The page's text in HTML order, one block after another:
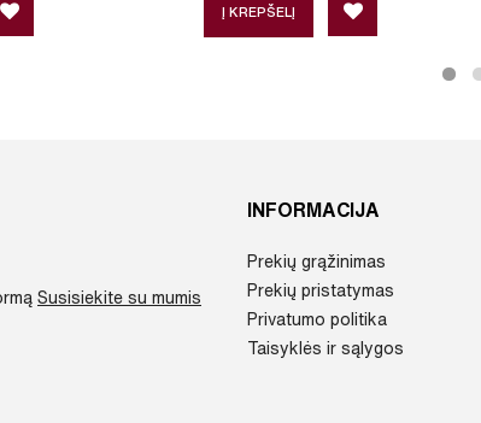
Į KREPŠELĮ
Susisiekite su mumis
INFORMACIJA
Prekių grąžinimas
Prekių pristatymas
Privatumo politika
Taisyklės ir sąlygos